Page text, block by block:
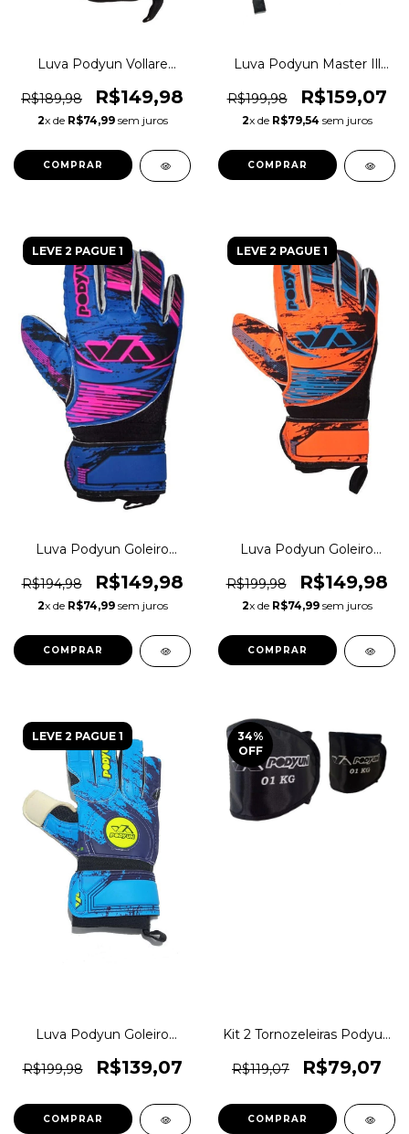
Luva Podyun Vollare
Original 1magnus
R$189,98 R$149,98
2x de R$74,99sem juros
COMPRAR
Luva Podyun Master Ill
1magnus
R$199,98 R$159,07
2x de R$79,54 sem juros
COMPRAR
LEVE 2 PAGUE 1
Luva Podyun Goleiro
1magnus
R$194,98 R$149,98
2x de R$74,99sem juros
COMPRAR
LEVE 2 PAGUE 1
Luva Podyun Goleiro
Original 1magnus
R$199,98 R$149,98
2x de R$74,99sem juros
COMPRAR
LEVE 2 PAGUE 1
Luva Podyun Goleiro
1magnus
R$199,98 R$139,07
COMPRAR
34%
OFF
Kit 2 Tornozeleiras Podyun
1magnus
R$119,07 R$79,07
COMPRAR